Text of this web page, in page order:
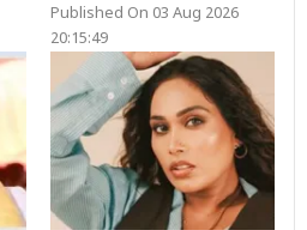
Published On 03 Aug 2026
20:15:49